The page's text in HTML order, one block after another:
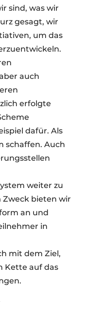
sind, was wir
gesagt, wir
um das
auch
erfolgte
dafür. Als
schaffen. Auch
weiter zu
Zweck bieten wir
an und
in
mit dem Ziel,
Kette auf das